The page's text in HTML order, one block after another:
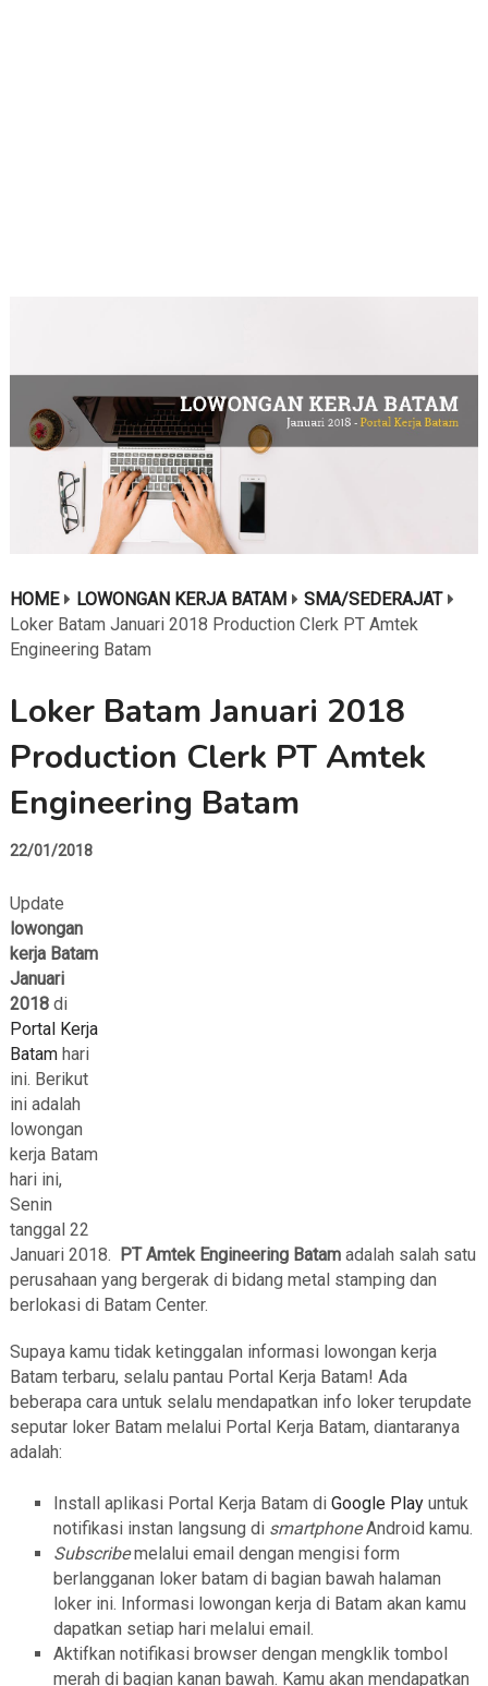
HOME LOWONGAN KERJA BATAM
SMA/SEDERAJAT
Loker Batam Januari 2018 Production Clerk PT Amtek
Engineering Batam
Loker Batam Januari 2018
Production Clerk PT Amtek
Engineering Batam
22/01/2018
Update
lowongan
kerja Batam
Januari
2018di
Portal Kerja
Batamhari
ini. Berikut
ini adalah
lowongan
kerja Batam
hari ini,
Senin
tanggal 22
Januari 2018. PT Amtek Engineering Batam adalah salah satu
perusahaan yang bergerak di bidang metal stamping dan
berlokasi di Batam Center.
Supaya kamu tidak ketinggalan informasi lowongan kerja
Batam terbaru, selalu pantau Portal Kerja Batam! Ada
beberapa cara untuk selalu mendapatkan info loker terupdate
seputar loker Batam melalui Portal Kerja Batam, diantaranya
adalah:
Install aplikasi Portal Kerja Batam di Google Playuntuk
notifikasi instan langsung di smartphoneAndroid kamu.
Subscribemelalui email dengan mengisi form
berlangganan loker batam di bagian bawah halaman
loker ini. Informasi lowongan kerja di Batam akan kamu
dapatkan setiap hari melalui email.
Aktifkan notifikasi browser dengan mengklik tombol
merah di bagian kanan bawah. Kamu akan mendapatkan